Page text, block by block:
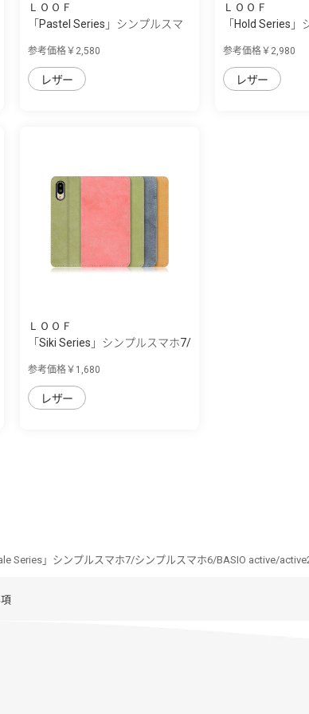
ＬＯＯＦ
「Pastel Series」シンプルスマ
参考価格￥2,580
レザー
ＬＯＯＦ
「Hold Series」
参考価格￥2,980
レザー
ＬＯＯＦ
「Siki Series」シンプルスマホ7/
参考価格￥1,680
レザー
Series」シンプルスマホ7/シンプルスマホ6/BASIO active/